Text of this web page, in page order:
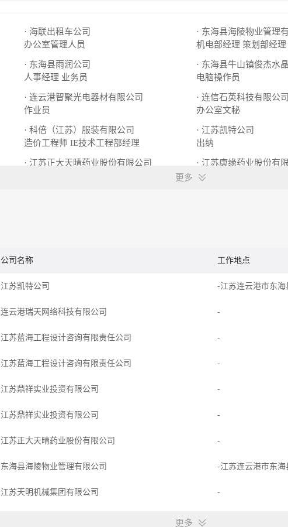
· 海联出租车公司
办公室管理人员
· 东海县海陵物业管理
机电部经理 策划部经理
· 东海县雨润公司
人事经理 业务员
· 东海县牛山镇俊杰水
电脑操作员
· 连云港智聚光电器材有限公司
作业员
· 连信石英科技有限公司
办公室文秘
· 科倍（江苏）服装有限公司
造价工程师 IE技术工程部经理
· 江苏凯特公司
出纳
· 江苏正大天晴药业股份有限公司
· 江苏康缘药业股份有
招商代理专员
更多
公司名称 工作地点
江苏凯特公司 -江苏连云港市东海
连云港瑞天网络科技有限公司 -
江苏蓝海工程设计咨询有限责任公司 -
江苏蓝海工程设计咨询有限责任公司 -
江苏鼎祥实业投资有限公司 -
江苏鼎祥实业投资有限公司 -
江苏正大天晴药业股份有限公司 -
东海县海陵物业管理有限公司 -江苏连云港市东海
江苏天明机械集团有限公司 -
更多